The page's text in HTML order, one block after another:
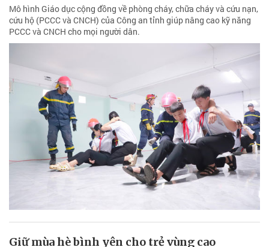
Mô hình Giáo dục cộng đồng về phòng cháy, chữa cháy và cứu nạn,
cứu hộ (PCCC và CNCH) của Công an tỉnh giúp nâng cao kỹ năng
PCCC và CNCH cho mọi người dân.
Giữ mùa hè bình yên cho trẻ vùng cao